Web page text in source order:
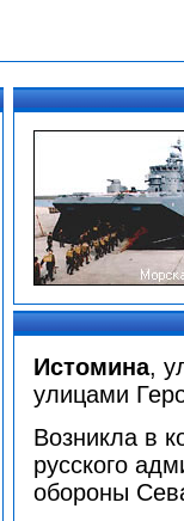
Истомина,
улицами
Возникла в
русского
обороны